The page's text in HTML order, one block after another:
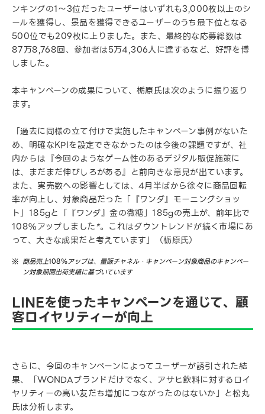
ンキングの1〜3位だったユーザーはいずれも3,000枚以上のシ
ールを獲得し、景品を獲得できるユーザーのうち最下位となる
500位でも209枚に上りました。また、最終的な応募総数は
87万8,768回、参加者は5万4,306人に達するなど、好評を博
しました。
本キャンペーンの成果について、栃原氏は次のように振り返り
ます。
「過去に同様の立て付けで実施したキャンペーン事例がないた
め、明確なKPIを設定できなかったのは今後の課題ですが、社
内からは『今回のようなゲーム性のあるデジタル販促施策に
は、まだまだ伸びしろがある』と前向きな意見が出ています。
また、実売数への影響としては、4月半ばから徐々に商品回転
率が向上し、対象商品だった「『ワンダ』モーニングショッ
ト」185gと「『ワンダ』金の微糖」185gの売上が、前年比で
108%アップしました*。これはダウントレンドが続く市場にあ
って、大きな成果だと考えています」（栃原氏）
商品売上108％アップは、量販チャネル・キャンペーン対象商品のキャンペー
ン対象期間出荷実績に基づいています
LINEを使ったキャンペーンを通じて、顧
客ロイヤリティーが向上
さらに、今回のキャンペーンによってユーザーが誘引された結
果、「WONDAブランドだけでなく、アサヒ飲料に対するロイ
ヤリティーの高い友だち増加につながったのはないか」と松丸
氏は分析します。